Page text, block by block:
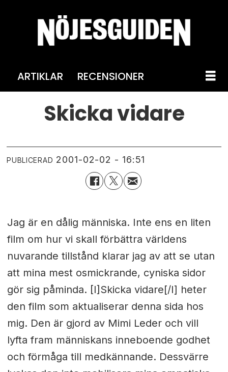
ARTIKLAR RECENSIONER
Skicka vidare
PUBLICERAD 2001-02-02 - 16:51
Jag är en dålig människa. Inte ens en liten
film om hur vi skall förbättra världens
nuvarande tillstånd klarar jag av att se utan
att mina mest osmickrande, cyniska sidor
gör sig påminda. [I]Skicka vidare[/I] heter
den film som aktualiserar denna sida hos
mig. Den är gjord av Mimi Leder och vill
lyfta fram människans inneboende godhet
och förmåga till medkännande. Dessvärre